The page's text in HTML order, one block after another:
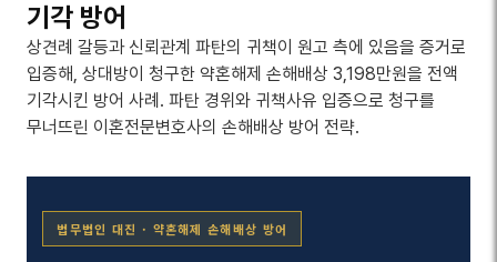
기각 방어
상견례 갈등과 신뢰관계 파탄의 귀책이 원고 측에 있음을 증거로
입증해, 상대방이 청구한 약혼해제 손해배상 3,198만원을 전액
기각시킨 방어 사례. 파탄 경위와 귀책사유 입증으로 청구를
무너뜨린 이혼전문변호사의 손해배상 방어 전략.
법무법인 대진 · 약혼해제 손해배상 방어